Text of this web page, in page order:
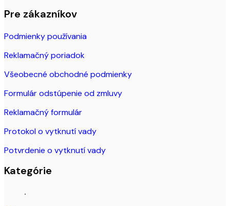
Pre zákazníkov
Podmienky používania
Reklamačný poriadok
Všeobecné obchodné podmienky
Formulár odstúpenie od zmluvy
Reklamačný formulár
Protokol o vytknutí vady
Potvrdenie o vytknutí vady
Kategórie